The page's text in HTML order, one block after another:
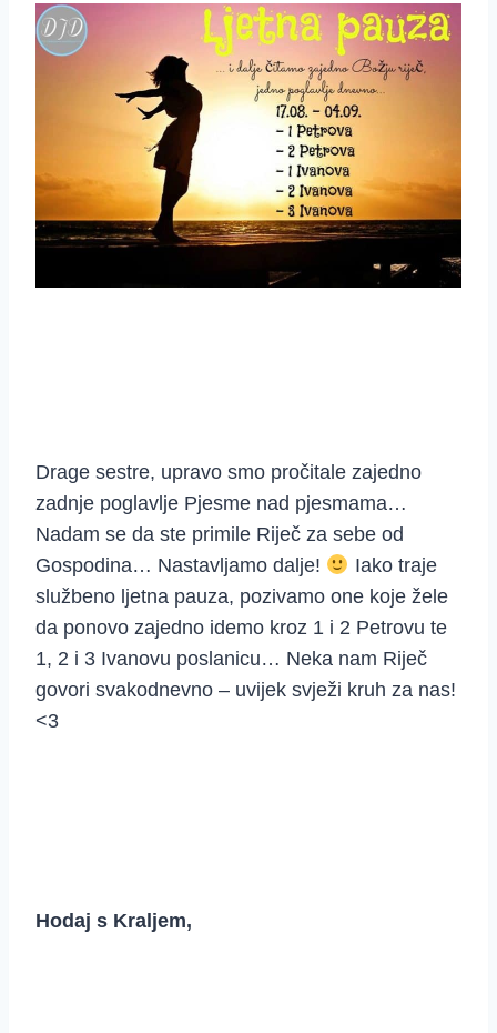
Drage sestre, upravo smo pročitale zajedno
zadnje poglavlje Pjesme nad pjesmama…
Nadam se da ste primile Riječ za sebe od
Gospodina… Nastavljamo dalje!
Iako traje
službeno ljetna pauza, pozivamo one koje žele
da ponovo zajedno idemo kroz 1 i 2 Petrovu te
1, 2 i 3 Ivanovu poslanicu… Neka nam Riječ
govori svakodnevno – uvijek svježi kruh za nas!
<3
Hodaj s Kraljem,